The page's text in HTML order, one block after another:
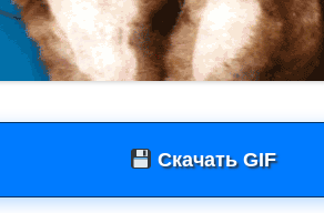
Скачать GIF